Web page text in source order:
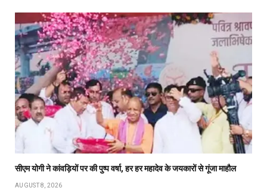
सीएम योगी ने कांवड़ियों पर की पुष्प वर्षा, हर हर महादेव के जयकारों से गूंजा माहौल
AUGUST 8, 2026